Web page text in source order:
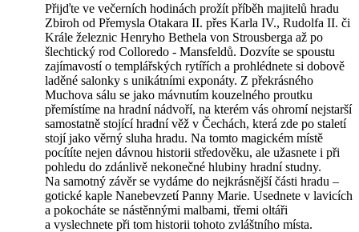
Přijďte ve večerních hodinách prožít příběh majitelů hradu
Zbiroh od Přemysla Otakara II. přes Karla IV., Rudolfa II. či
Krále železnic Henryho Bethela von Strousberga až po
šlechtický rod Colloredo - Mansfeldů. Dozvíte se spoustu
zajímavostí o templářských rytířích a prohlédnete si dobově
laděné salonky s unikátními exponáty. Z překrásného
Muchova sálu se jako mávnutím kouzelného proutku
přemístíme na hradní nádvoří, na kterém vás ohromí nejstarší
samostatně stojící hradní věž v Čechách, která zde po staletí
stojí jako věrný sluha hradu. Na tomto magickém místě
pocítíte nejen dávnou historii středověku, ale užasnete i při
pohledu do zdánlivě nekonečné hlubiny hradní studny.
Na samotný závěr se vydáme do nejkrásnější části hradu –
gotické kaple Nanebevzetí Panny Marie. Usednete v lavicích
a pokocháte se nástěnnými malbami, třemi oltáři
a vyslechnete při tom historii tohoto zvláštního místa.